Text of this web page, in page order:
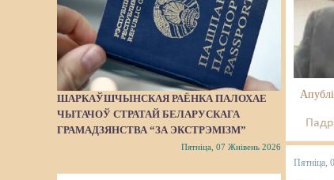
ШАРКАЎШЧЫНСКАЯ РАЁНКА ПАЛОХАЕ
ЧЫТАЧОЎ СТРАТАЙ БЕЛАРУСКАГА
ГРАМАДЗЯНСТВА “ЗА ЭКСТРЭМІЗМ”
Пятніца, 07 Жнівень 2026
Пятніца,